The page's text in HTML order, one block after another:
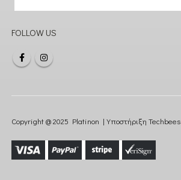
FOLLOW US
Copyright @ 2025 Platinon | Υποστήριξη Techbees